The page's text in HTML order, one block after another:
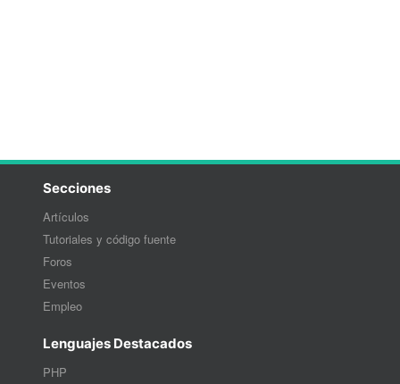
Secciones
Artículos
Tutoriales y código fuente
Foros
Eventos
Empleo
Lenguajes Destacados
PHP